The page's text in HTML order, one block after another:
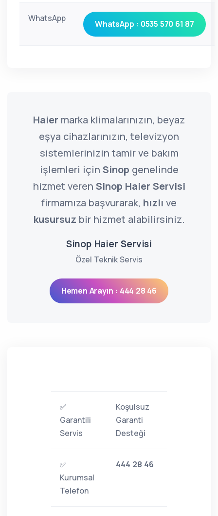
WhatsApp
WhatsApp : 0535 570 61 87
Haier marka klimalarınızın, beyaz
eşya cihazlarınızın, televizyon
sistemlerinizin tamir ve bakım
işlemleri için Sinop genelinde
hizmet veren Sinop Haier Servisi
firmamıza başvurarak, hızlı ve
kusursuz bir hizmet alabilirsiniz.
Sinop Haier Servisi
Özel Teknik Servis
Hemen Arayın : 444 28 46
✅
Garantili
Servis
Koşulsuz
Garanti
Desteği
✅
Kurumsal
Telefon
444 28 46